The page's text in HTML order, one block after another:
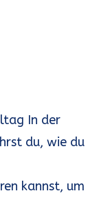
In der
du, wie du
kannst, um